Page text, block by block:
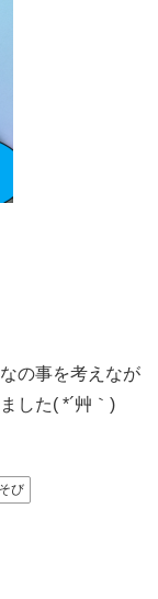
の事を考えなが
した( *´艸｀)
び